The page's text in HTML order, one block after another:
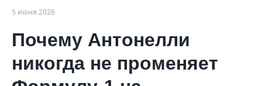
5 июня 2026
Почему Антонелли
никогда не променяет